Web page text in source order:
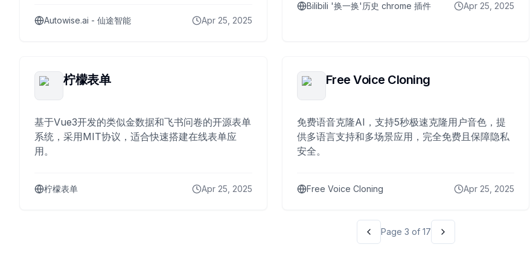
Autowise.ai - 仙途智能 Apr 25, 2025
Bilibili '换一换'历史 chrome 插件 Apr 25, 2025
柠檬表单
基于Vue3开发的类似金数据和飞书问卷的开源表单
系统，采用MIT协议，适合快速搭建在线表单应
用。
柠檬表单 Apr 25, 2025
Free Voice Cloning
免费语音克隆AI，支持5秒极速克隆用户音色，提
供多语言支持和多场景应用，完全免费且保障隐私
安全。
Free Voice Cloning Apr 25, 2025
Page 3 of 17